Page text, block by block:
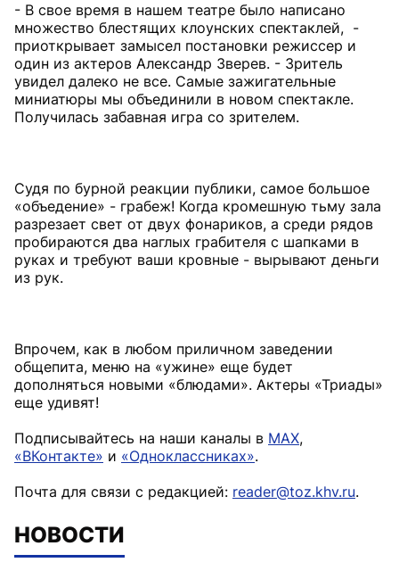
- В свое время в нашем театре было написано
множество блестящих клоунских спектаклей, -
приоткрывает замысел постановки режиссер и
один из актеров Александр Зверев. - Зритель
увидел далеко не все. Самые зажигательные
миниатюры мы объединили в новом спектакле.
Получилась забавная игра со зрителем.
Судя по бурной реакции публики, самое большое
«объедение» - грабеж! Когда кромешную тьму зала
разрезает свет от двух фонариков, а среди рядов
пробираются два наглых грабителя с шапками в
руках и требуют ваши кровные - вырывают деньги
из рук.
Впрочем, как в любом приличном заведении
общепита, меню на «ужине» еще будет
дополняться новыми «блюдами». Актеры «Триады»
еще удивят!
Подписывайтесь на наши каналы в MAX,
«ВКонтакте» и «Одноклассниках».
Почта для связи с редакцией: reader@toz.khv.ru.
НОВОСТИ